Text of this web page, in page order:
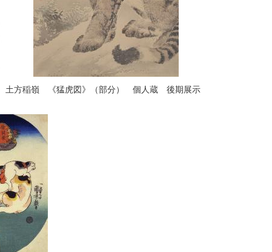
土方稲嶺 《猛虎図》（部分） 個人蔵 後期展示